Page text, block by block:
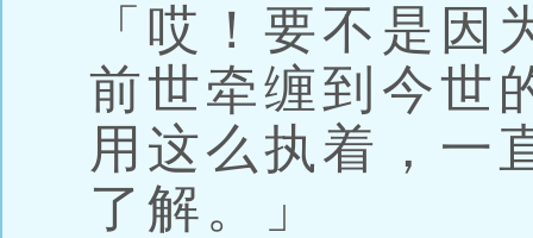
「哎！要不是
前世牵缠到今世
用这么执着，一
了解。」